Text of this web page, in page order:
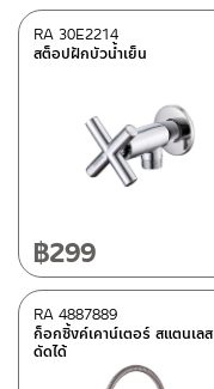
สต็อปฝักบัวน้ำเย็น
RA 30E2214
฿299
ก็อกซิ้งค์เคาน์เตอร์ สแตนเล
ดัดได้
RA 4887889